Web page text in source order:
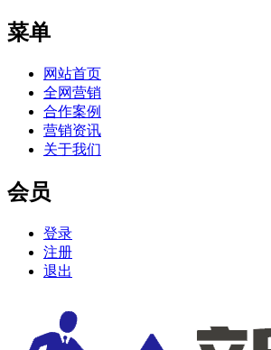
菜单
网站首页
全网营销
合作案例
营销资讯
关于我们
会员
登录
注册
退出